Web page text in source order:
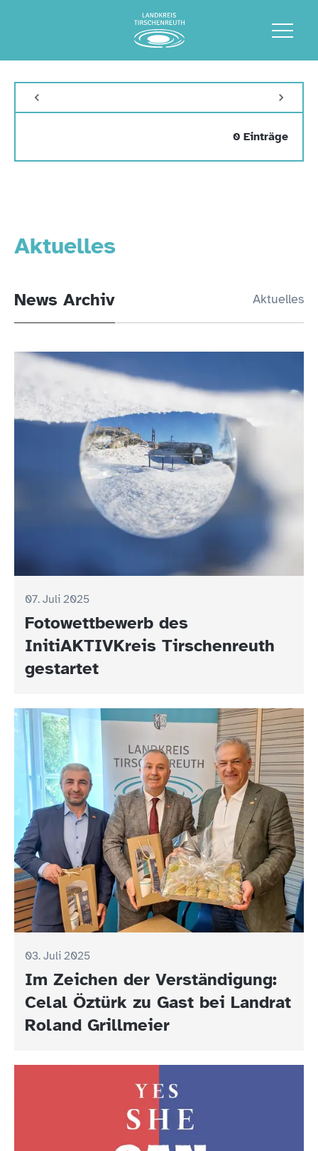
Aktuelles
News Archiv Aktuelles
07. Juli 2025
Fotowettbewerb des
InitiAKTIVKreis Tirschenreuth
gestartet
03. Juli 2025
Im Zeichen der Verständigung:
Celal Öztürk zu Gast bei Landrat
Roland Grillmeier
0 Einträge